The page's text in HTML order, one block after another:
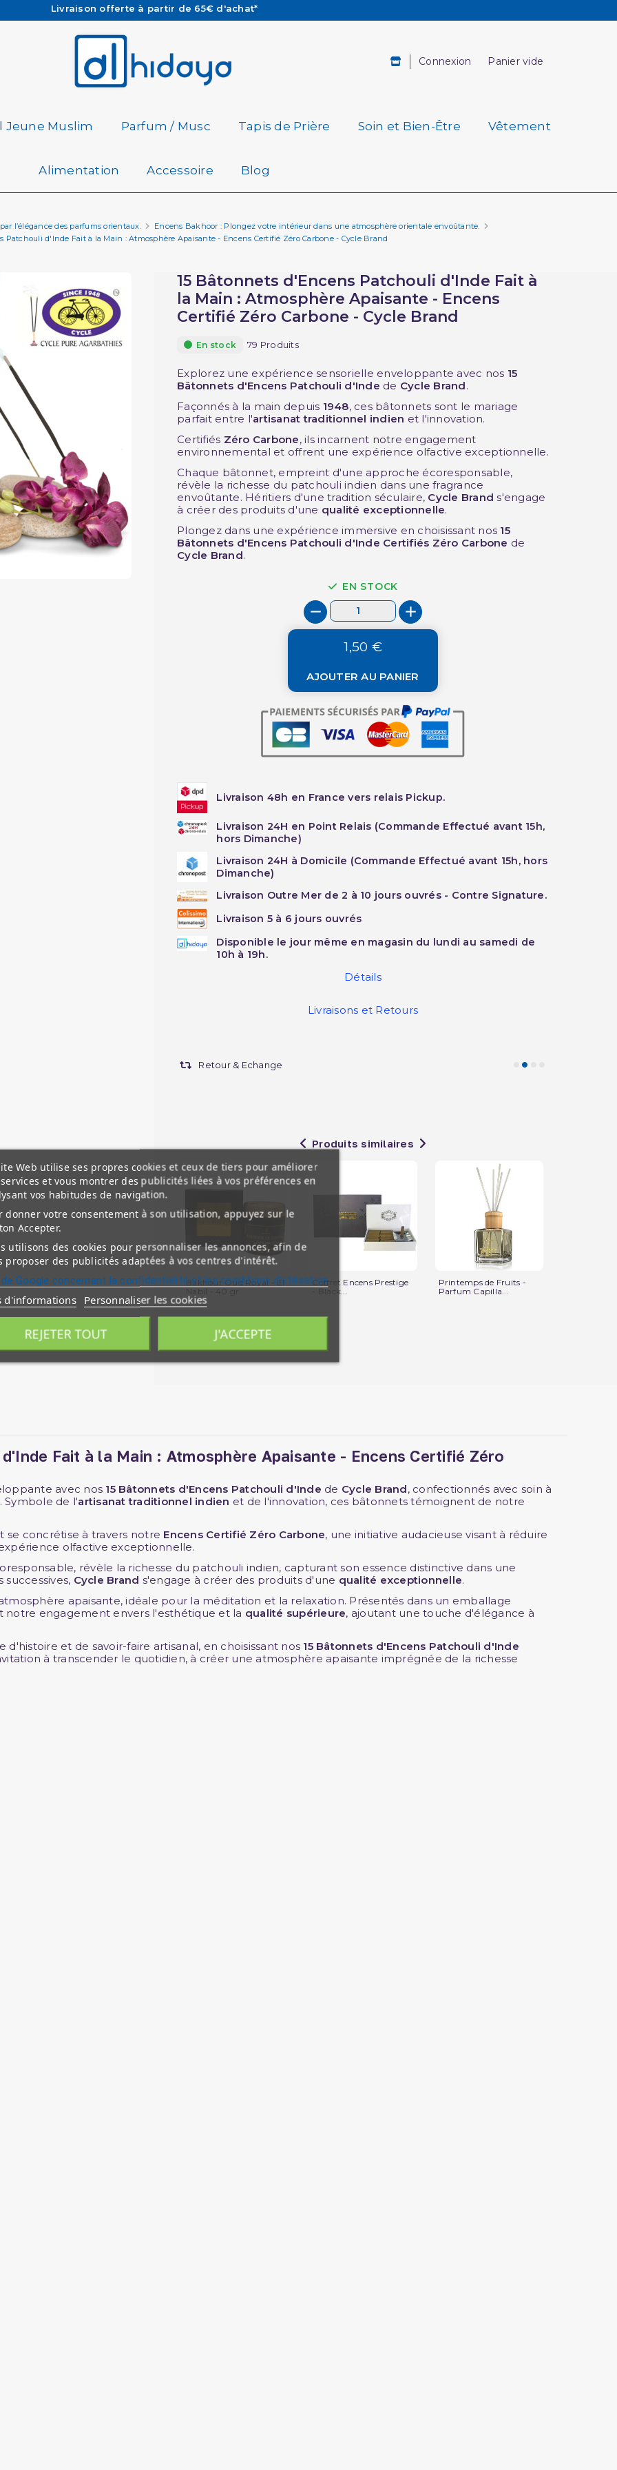
Les Commandes passées avant 15h (lun au Vend)
Besoin d'aide ? Retrouvez notre FAQ
Livraison offerte à partir de 65€ d'achat*
Connexion Panier vide
Jeune Muslim Parfum / Musc Tapis de Prière Soin et Bien-Être Vêtement
Alimentation Accessoire Blog
l’élégance des parfums orientaux.
Encens Bakhoor : Plongez votre intérieur dans une atmosphère orientale envoûtante.
Patchouli d'Inde Fait à la Main : Atmosphère Apaisante - Encens Certifié Zéro Carbone - Cycle Brand
15 Bâtonnets d'Encens Patchouli d'Inde Fait à
la Main : Atmosphère Apaisante - Encens
Certifié Zéro Carbone - Cycle Brand
En stock 79 Produits
Explorez une expérience sensorielle enveloppante avec nos 15
Bâtonnets d'Encens Patchouli d'Inde de Cycle Brand.
Façonnés à la main depuis 1948, ces bâtonnets sont le mariage
parfait entre l'artisanat traditionnel indien et l'innovation.
Certifiés Zéro Carbone, ils incarnent notre engagement
environnemental et offrent une expérience olfactive exceptionnelle.
Chaque bâtonnet, empreint d'une approche écoresponsable,
révèle la richesse du patchouli indien dans une fragrance
envoûtante. Héritiers d'une tradition séculaire, Cycle Brand s'engage
à créer des produits d'une qualité exceptionnelle.
Plongez dans une expérience immersive en choisissant nos 15
Bâtonnets d'Encens Patchouli d'Inde Certifiés Zéro Carbone de
Cycle Brand.
EN STOCK
1,50 €
AJOUTER AU PANIER
Livraison 48h en France vers relais Pickup.
Livraison 24H en Point Relais (Commande Effectué avant 15h,
hors Dimanche)
Livraison 24H à Domicile (Commande Effectué avant 15h, hors
Dimanche)
Livraison Outre Mer de 2 à 10 jours ouvrés - Contre Signature.
Livraison 5 à 6 jours ouvrés
Disponible le jour même en magasin du lundi au samedi de
10h à 19h.
Détails
Livraisons et Retours
Retour & Echange
Produits similaires
Bakhour Oud Royal - El
Nabil - 40 gr
Coffret Encens Prestige
- Black...
Printemps de Fruits -
Parfum Capilla...
Fait à la Main : Atmosphère Apaisante - Encens Certifié Zéro
avec nos 15 Bâtonnets d'Encens Patchouli d'Inde de Cycle Brand, confectionnés avec soin à
Symbole de l'artisanat traditionnel indien et de l'innovation, ces bâtonnets témoignent de notre
concrétise à travers notre Encens Certifié Zéro Carbone, une initiative audacieuse visant à réduire
olfactive exceptionnelle.
révèle la richesse du patchouli indien, capturant son essence distinctive dans une
Cycle Brand s'engage à créer des produits d'une qualité exceptionnelle.
apaisante, idéale pour la méditation et la relaxation. Présentés dans un emballage
engagement envers l'esthétique et la qualité supérieure, ajoutant une touche d'élégance à
et de savoir-faire artisanal, en choisissant nos 15 Bâtonnets d'Encens Patchouli d'Inde
à transcender le quotidien, à créer une atmosphère apaisante imprégnée de la richesse
Web utilise ses propres cookies et ceux de tiers pour améliorer
et vous montrer des publicités liées à vos préférences en
vos habitudes de navigation.
donner votre consentement à son utilisation, appuyez sur le
Accepter.
utilisons des cookies pour personnaliser les annonces, afin de
proposer des publicités adaptées à vos centres d'intérêt.
Google concernant la confidentialité et les conditions d'utilisation
d'informations Personnaliser les cookies
REJETER TOUT J'ACCEPTE